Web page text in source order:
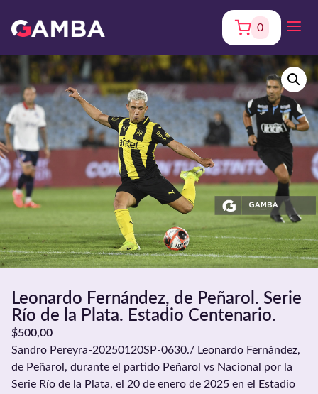
0
Leonardo Fernández, de Peñarol. Serie
Río de la Plata. Estadio Centenario.
$500,00
Sandro Pereyra-20250120SP-0630./ Leonardo Fernández,
de Peñarol, durante el partido Peñarol vs Nacional por la
Serie Río de la Plata, el 20 de enero de 2025 en el Estadio